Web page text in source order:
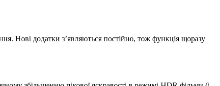
Нові додатки зʼявляються постійно, тож функція щоразу